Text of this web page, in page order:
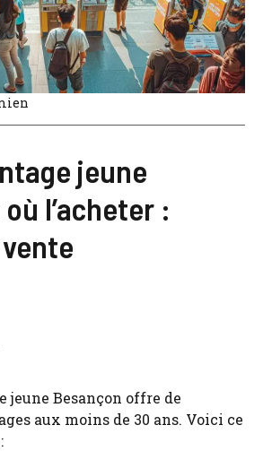
jeune
l’acheter :
jeune Besançon offre de
aux moins de 30 ans. Voici ce